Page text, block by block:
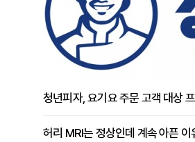
청년피자, 요기요 주문 고객 대상